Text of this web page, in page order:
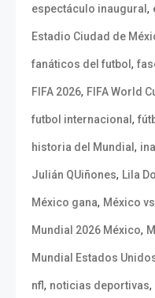
espectáculo inaugural ,
Estadio Ciudad de
fanáticos del futbol ,
FIFA 2026, FIFA World
futbol internacional ,
historia del Mundial ,
Julián QUiñones, Lila
México gana, México
Mundial 2026 México,
Mundial Estados
nfl, noticias deportivas,